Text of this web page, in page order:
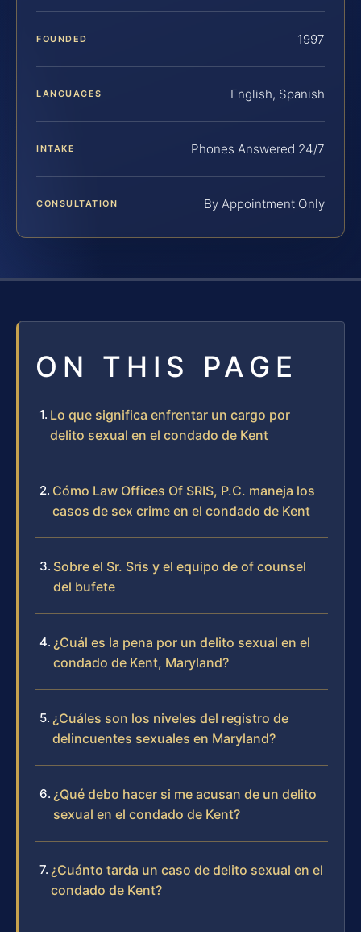
FOUNDED 1997
LANGUAGES English, Spanish
INTAKE Phones Answered 24/7
CONSULTATION By Appointment Only
ON THIS PAGE
Lo que significa enfrentar un cargo por
delito sexual en el condado de Kent
Cómo Law Offices Of SRIS, P.C. maneja los
casos de sex crime en el condado de Kent
Sobre el Sr. Sris y el equipo de of counsel
del bufete
¿Cuál es la pena por un delito sexual en el
condado de Kent, Maryland?
¿Cuáles son los niveles del registro de
delincuentes sexuales en Maryland?
¿Qué debo hacer si me acusan de un delito
sexual en el condado de Kent?
¿Cuánto tarda un caso de delito sexual en el
condado de Kent?